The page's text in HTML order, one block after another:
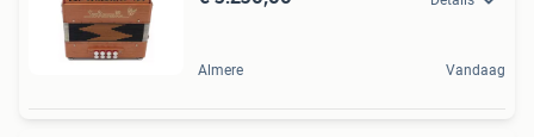
Almere Vandaag